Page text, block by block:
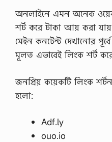
অনলাইনে এমন অনেক
শর্ট করে টাকা আয় করা
মেইন কনটেন্ট দেখানোর
মূলত এভাবেই লিংক শর্ট
জনপ্রিয় কয়েকটি লিংক
হলো:
Adf.ly
ouo.io